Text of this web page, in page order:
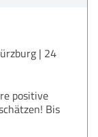
| 24
positive
Bis